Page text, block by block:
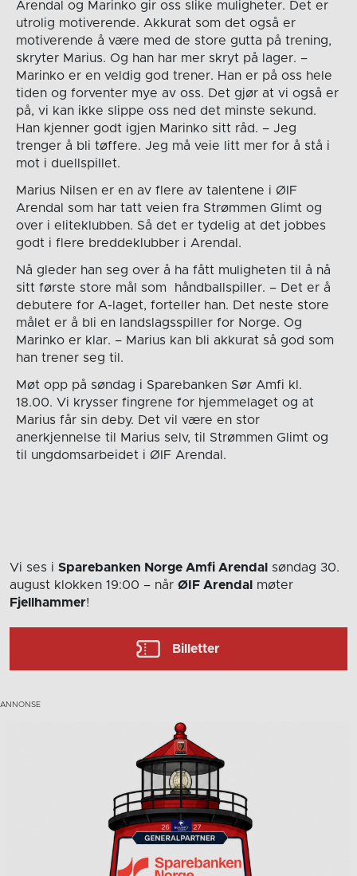
Arendal og Marinko gir oss slike muligheter. Det er
utrolig motiverende. Akkurat som det også er
motiverende å være med de store gutta på trening,
skryter Marius. Og han har mer skryt på lager. –
Marinko er en veldig god trener. Han er på oss hele
tiden og forventer mye av oss. Det gjør at vi også er
på, vi kan ikke slippe oss ned det minste sekund.
Han kjenner godt igjen Marinko sitt råd. – Jeg
trenger å bli tøffere. Jeg må veie litt mer for å stå i
mot i duellspillet.
Marius Nilsen er en av flere av talentene i ØIF
Arendal som har tatt veien fra Strømmen Glimt og
over i eliteklubben. Så det er tydelig at det jobbes
godt i flere breddeklubber i Arendal.
Nå gleder han seg over å ha fått muligheten til å nå
sitt første store mål som håndballspiller. – Det er å
debutere for A-laget, forteller han. Det neste store
målet er å bli en landslagsspiller for Norge. Og
Marinko er klar. – Marius kan bli akkurat så god som
han trener seg til.
Møt opp på søndag i Sparebanken Sør Amfi kl.
18.00. Vi krysser fingrene for hjemmelaget og at
Marius får sin deby. Det vil være en stor
anerkjennelse til Marius selv, til Strømmen Glimt og
til ungdomsarbeidet i ØIF Arendal.
Vi ses i Sparebanken Norge Amfi Arendal
søndag 30.
august klokken 19:00 – når ØIF Arendal
møter
Fjellhammer!
Billetter